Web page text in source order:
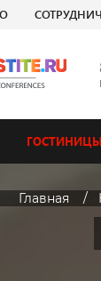
ГОСТИНИЦЫ
Главная